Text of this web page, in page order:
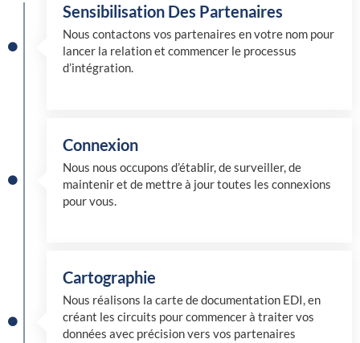
Sensibilisation Des Partenaires
Nous contactons vos partenaires en votre nom pour
lancer la relation et commencer le processus
d’intégration.
Connexion
Nous nous occupons d’établir, de surveiller, de
maintenir et de mettre à jour toutes les connexions
pour vous.
Cartographie
Nous réalisons la carte de documentation EDI, en
créant les circuits pour commencer à traiter vos
données avec précision vers vos partenaires